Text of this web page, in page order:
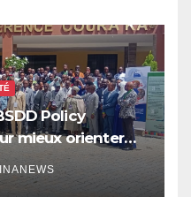
Policy
mieux orienter